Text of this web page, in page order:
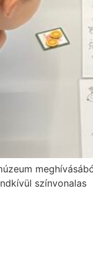
színvonalas